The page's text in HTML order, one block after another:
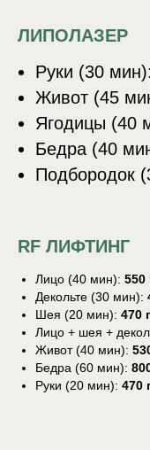
ЛИПОЛАЗЕР
Руки (30 мин):
Живот (45
Ягодицы (40
Бедра (40
Подбородок
RF ЛИФТИНГ
Лицо (40 мин): 550
Декольте (30 мин):
Шея (20 мин): 470
Лицо + шея +
Живот (40 мин):
Бедра (60 мин):
Руки (20 мин): 470